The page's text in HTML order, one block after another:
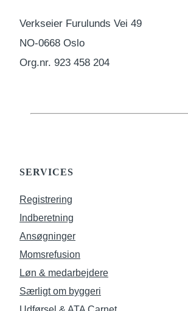
Verkseier Furulunds Vei 49
NO-0668 Oslo
Org.nr. 923 458 204
SERVICES
Registrering
Indberetning
Ansøgninger
Momsrefusion
Løn & medarbejdere
Særligt om byggeri